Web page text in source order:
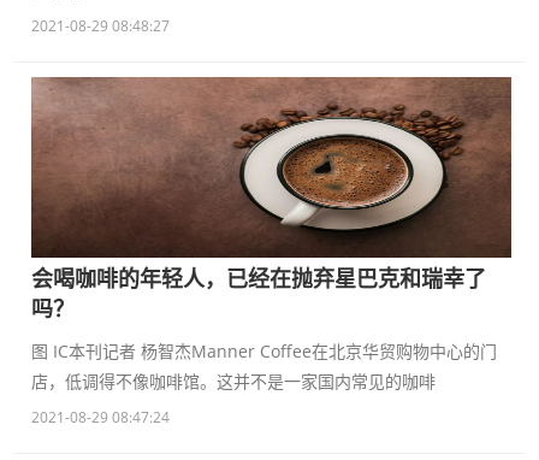
2021-08-29 08:48:27
会喝咖啡的年轻人，已经在抛弃星巴克和瑞幸了
吗？
图 IC本刊记者 杨智杰Manner Coffee在北京华贸购物中心的门
店，低调得不像咖啡馆。这并不是一家国内常见的咖啡
2021-08-29 08:47:24